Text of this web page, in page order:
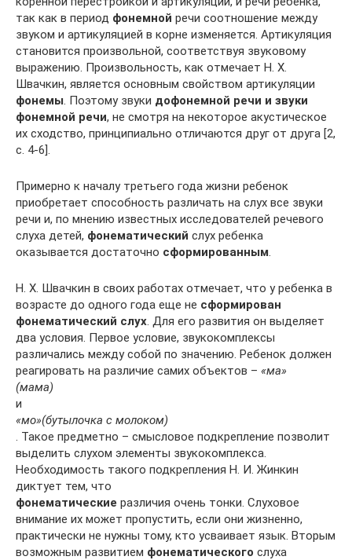
так как в период фонемной речи соотношение между
звуком и артикуляцией в корне изменяется. Артикуляция
становится произвольной, соответствуя звуковому
выражению. Произвольность, как отмечает Н. Х.
Швачкин, является основным свойством артикуляции
фонемы. Поэтому звуки дофонемной речи и звуки
фонемной речи, не смотря на некоторое акустическое
их сходство, принципиально отличаются друг от друга [2,
с. 4-6].
Примерно к началу третьего года жизни ребенок
приобретает способность различать на слух все звуки
речи и, по мнению известных исследователей речевого
слуха детей, фонематический слух ребенка
оказывается достаточно сформированным.
Н. Х. Швачкин в своих работах отмечает, что у ребенка в
возрасте до одного года еще не сформирован
фонематический слух. Для его развития он выделяет
два условия. Первое условие, звукокомплексы
различались между собой по значению. Ребенок должен
реагировать на различие самих объектов – «ма»
(мама)
и
«мо»(бутылочка с молоком)
. Такое предметно – смысловое подкрепление позволит
выделить слухом элементы звукокомплекса.
Необходимость такого подкрепления Н. И. Жинкин
диктует тем, что
фонематические различия очень тонки. Слуховое
внимание их может пропустить, если они жизненно,
практически не нужны тому, кто усваивает язык. Вторым
возможным развитием фонематического слуха